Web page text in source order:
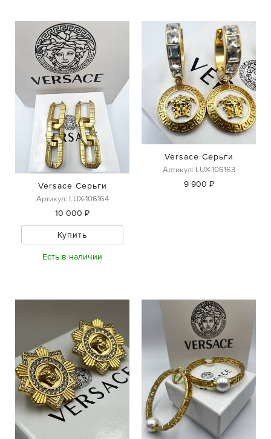
Versace Серьги
Артикул: LUX-106164
10 000 ₽
Купить
Есть в наличии
Versace Серьги
Артикул: LUX-106163
9 900 ₽